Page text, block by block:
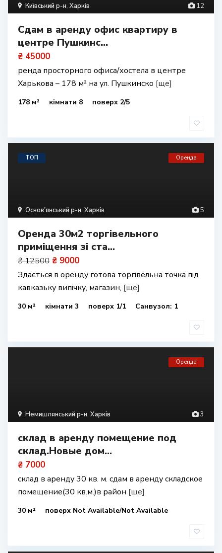
12
Київський р-н, Харків
Сдам в аренду офис квартиру в
центре Пушкинс...
₴ 45000
ренда просторного офиса/хостела в центре
Харькова – 178 м² на ул. Пушкинско [ще]
178 м² кімнати 8 поверх 2/5
5
Основ'янський р-н, Харків
ТОП Оренда
Оренда 30м2 торгівельного
приміщення зі ста...
₴ 12500 ₴ 9000
Здається в оренду готова торгівельна точка під
кавказьку випічку, магазин, [ще]
30 м² кімнати 3 поверх 1/1 Санвузол: 1
3
Немишлянський р-н, Харків
Оренда
склад в аренду помещение под
склад.Новые дом...
₴ 7000
склад в аренду 30 кв. м. сдам в аренду складское
помещение(30 кв.м.)в район [ще]
30 м² поверх Not Available/Not Available